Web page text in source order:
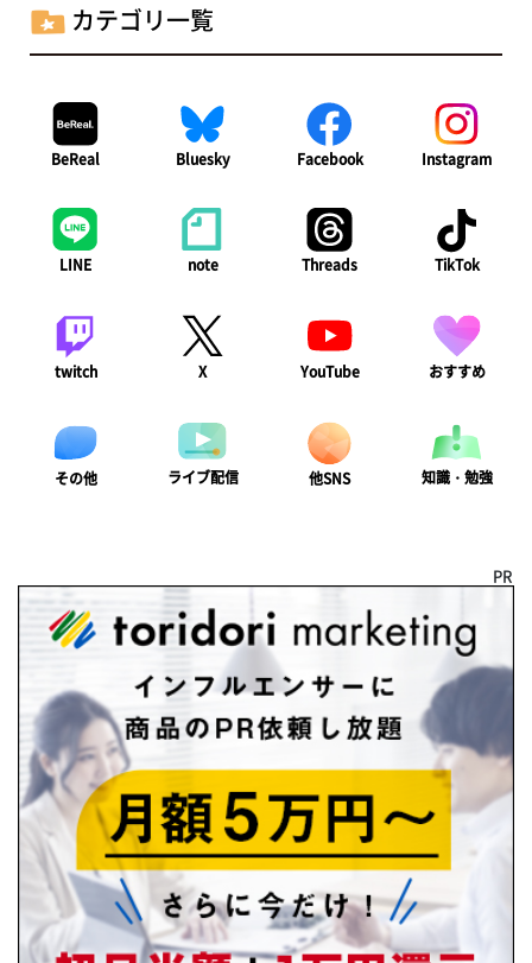
カテゴリ一覧
BeReal Bluesky Facebook Instagram
LINE note Threads TikTok
twitch X YouTube おすすめ
その他 ライブ配信 他SNS 知識・勉強
PR